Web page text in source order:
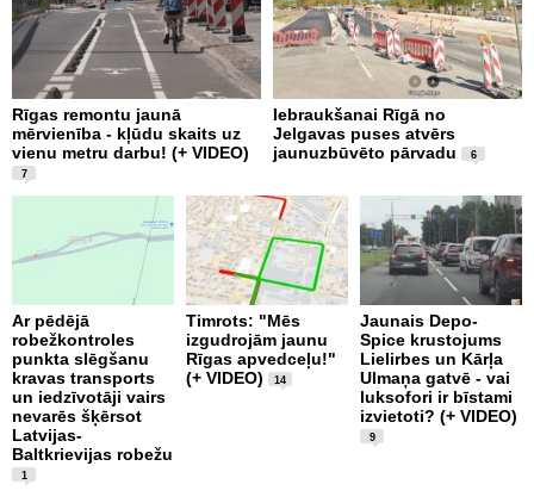
Rīgas remontu jaunā
mērvienība - kļūdu skaits uz
vienu metru darbu! (+ VIDEO)
7
Iebraukšanai Rīgā no
Jelgavas puses atvērs
jaunuzbūvēto pārvadu
6
Ar pēdējā
robežkontroles
punkta slēgšanu
kravas transports
un iedzīvotāji vairs
nevarēs šķērsot
Latvijas-
Baltkrievijas robežu
1
Timrots: "Mēs
izgudrojām jaunu
Rīgas apvedceļu!"
(+ VIDEO)
14
Jaunais Depo-
Spice krustojums
Lielirbes un Kārļa
Ulmaņa gatvē - vai
luksofori ir bīstami
izvietoti? (+ VIDEO)
9